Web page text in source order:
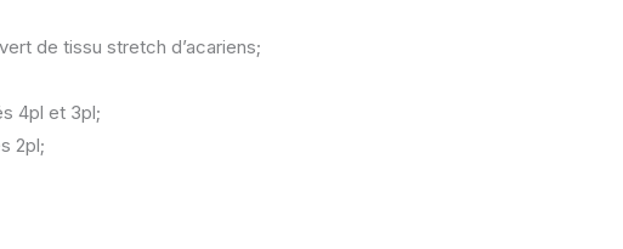
de tissu stretch d’acariens;
4pl et 3pl;
2pl;